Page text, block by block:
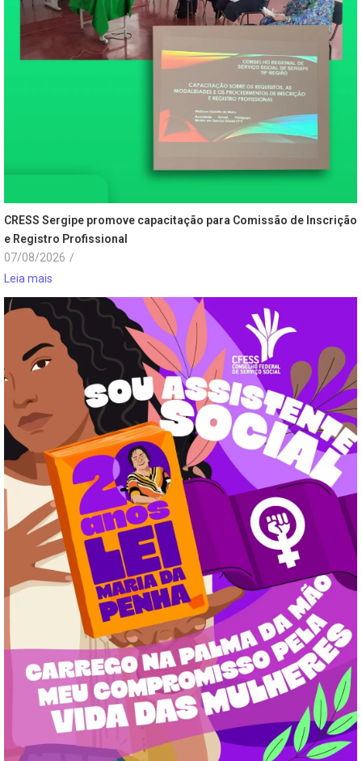
CRESS Sergipe promove capacitação para Comissão de Inscrição
e Registro Profissional
07/08/2026 /
Leia mais